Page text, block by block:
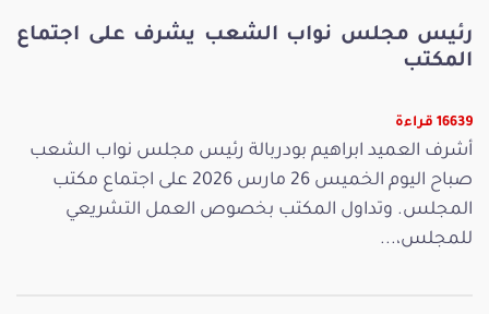
رئيس مجلس نواب الشعب يشرف على اجتماع
المكتب
16639 قراءة
أشرف العميد ابراهيم بودربالة رئيس مجلس نواب الشعب
صباح اليوم الخميس 26 مارس 2026 على اجتماع مكتب
المجلس. وتداول المكتب بخصوص العمل التشريعي
للمجلس،...